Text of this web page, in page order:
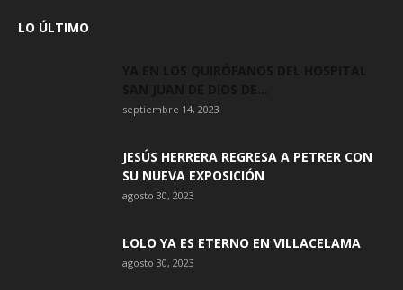
LO ÚLTIMO
septiembre 14, 2023
JESÚS HERRERA REGRESA A PETRER CON
SU NUEVA EXPOSICIÓN
agosto 30, 2023
LOLO YA ES ETERNO EN VILLACELAMA
agosto 30, 2023